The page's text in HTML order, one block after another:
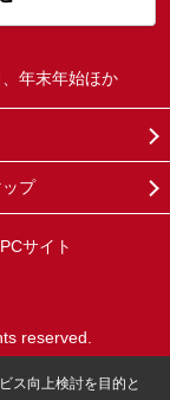
年末年始ほか
プ
PCサイト
reserved.
ス向上検討を目的と